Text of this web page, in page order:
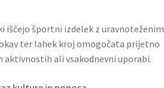
iščejo športni izdelek z uravnoteženim
ter lahek kroj omogočata prijetno
ali vsakodnevni uporabi.